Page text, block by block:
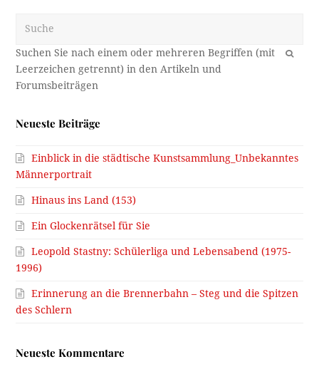
OK
Neueste Beiträge
Einblick in die städtische Kunstsammlung_Unbekanntes
Männerportrait
Hinaus ins Land (153)
Ein Glockenrätsel für Sie
Leopold Stastny: Schülerliga und Lebensabend (1975-
1996)
Erinnerung an die Brennerbahn – Steg und die Spitzen
des Schlern
Neueste Kommentare